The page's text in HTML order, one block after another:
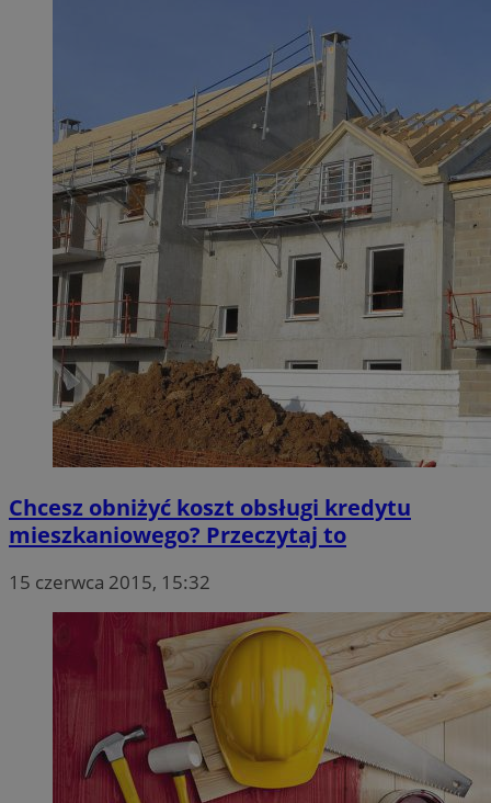
Chcesz obniżyć koszt obsługi kredytu
mieszkaniowego? Przeczytaj to
15 czerwca 2015, 15:32